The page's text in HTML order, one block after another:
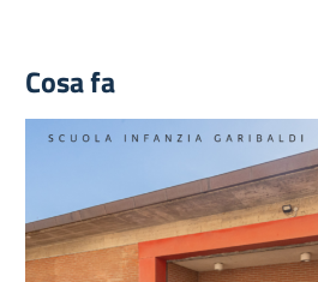
Cosa fa